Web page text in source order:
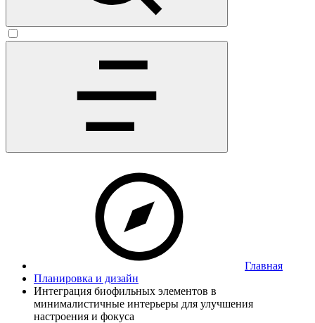
Главная
Планировка и дизайн
Интеграция биофильных элементов в
минималистичные интерьеры для улучшения
настроения и фокуса